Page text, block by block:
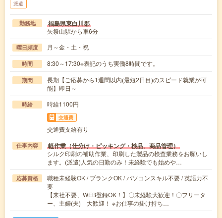
派遣
勤務地 福島県東白川郡
矢祭山駅から車6分
曜日頻度 月～金・土・祝
時間 8:30～17:30※表記のうち実働8時間です。
期間
長期【ご応募から1週間以内(最短2日目)のスピード就業が可
能】即日～
時給 時給1100円
交通費
交通費支給有り
仕事内容 軽作業（仕分け・ピッキング・検品、商品管理）
シルク印刷の補助作業、印刷した製品の検査業務をお願いし
ます。(派遣)人気の日勤のみ！未経験でも始めや…
応募資格
職種未経験OK / ブランクOK / パソコンスキル不要 / 英語力不
要
【来社不要、WEB登録OK！】〇未経験大歓迎！〇フリータ
ー、主婦(夫) 大歓迎！ ※お仕事の掛け持ち…